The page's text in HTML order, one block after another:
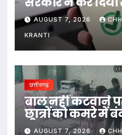
AUGUST 7, 2026
KRANTI
छत्तीसगढ़
बाल नहीं कटवाने
छात्रों को कमरे में
पीटा…
AUGUST 7, 2026